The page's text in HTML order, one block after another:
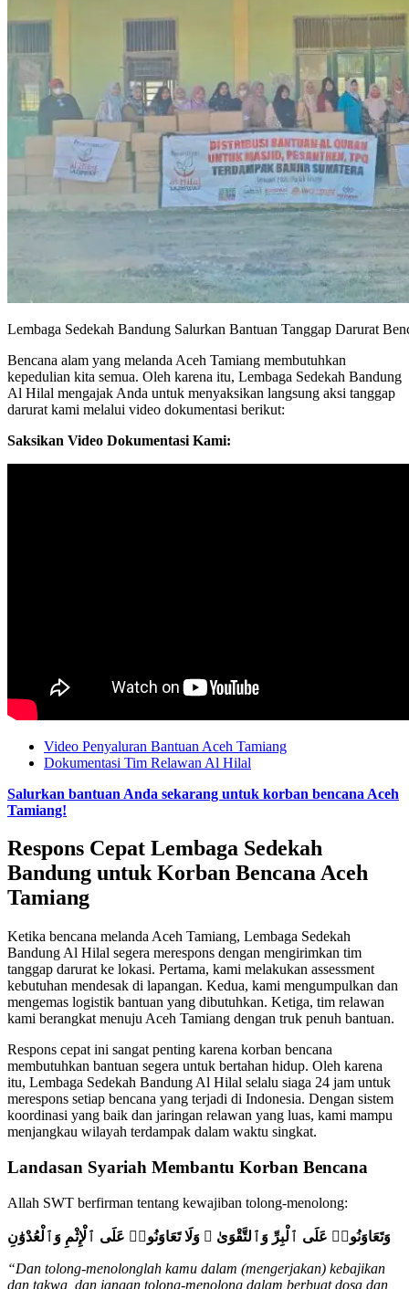
Lembaga Sedekah Bandung Salurkan Bantuan Tanggap Darurat
Bencana alam yang melanda Aceh Tamiang membutuhkan
kepedulian kita semua. Oleh karena itu, Lembaga Sedekah Bandung
Al Hilal mengajak Anda untuk menyaksikan langsung aksi tanggap
darurat kami melalui video dokumentasi berikut:
Saksikan Video Dokumentasi Kami:
Video Penyaluran Bantuan Aceh Tamiang
Dokumentasi Tim Relawan Al Hilal
Salurkan bantuan Anda sekarang untuk korban bencana Aceh
Tamiang!
Respons Cepat Lembaga Sedekah
Bandung untuk Korban Bencana Aceh
Tamiang
Ketika bencana melanda Aceh Tamiang, Lembaga Sedekah
Bandung Al Hilal segera merespons dengan mengirimkan tim
tanggap darurat ke lokasi. Pertama, kami melakukan assessment
kebutuhan mendesak di lapangan. Kedua, kami mengumpulkan dan
mengemas logistik bantuan yang dibutuhkan. Ketiga, tim relawan
kami berangkat menuju Aceh Tamiang dengan truk penuh bantuan.
Respons cepat ini sangat penting karena korban bencana
membutuhkan bantuan segera untuk bertahan hidup. Oleh karena
itu, Lembaga Sedekah Bandung Al Hilal selalu siaga 24 jam untuk
merespons setiap bencana yang terjadi di Indonesia. Dengan sistem
koordinasi yang baik dan jaringan relawan yang luas, kami mampu
menjangkau wilayah terdampak dalam waktu singkat.
Landasan Syariah Membantu Korban Bencana
Allah SWT berfirman tentang kewajiban tolong-menolong:
وَتَعَاوَنُوا۟ عَلَى ٱلْبِرِّ وَٱلتَّقْوَىٰ ۖ وَلَا تَعَاوَنُوا۟ عَلَى ٱلْإِثْمِ وَٱلْعُدْوَٰنِ
“Dan tolong-menolonglah kamu dalam (mengerjakan) kebajikan
dan takwa, dan jangan tolong-menolong dalam berbuat dosa dan